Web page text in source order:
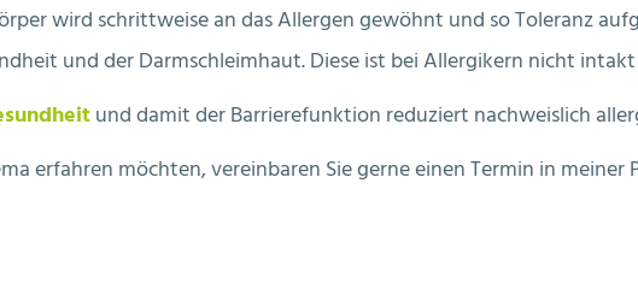
wird schrittweise an das Allergen gewöhnt und so Toleranz
und der Darmschleimhaut. Diese ist bei Allergikern nicht
und damit der Barrierefunktion reduziert nachweislich
erfahren möchten, vereinbaren Sie gerne einen Termin in